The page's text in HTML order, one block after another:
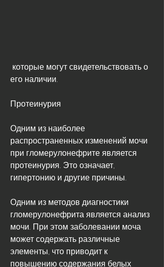
его наличии.
Протеинурия
Одним из наиболее
распространенных изменений мочи
при гломерулонефрите является
протеинурия. Это означает,
гипертонию и другие причины.
Одним из методов диагностики
гломерулонефрита является анализ
мочи. При этом заболевании моча
может содержать различные
элементы, что приводит к
повышению содержания белых